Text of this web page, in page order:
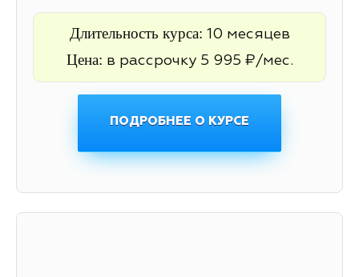
Длительность курса: 10 месяцев
Цена: в рассрочку 5 995 ₽/мес.
ПОДРОБНЕЕ О КУРСЕ